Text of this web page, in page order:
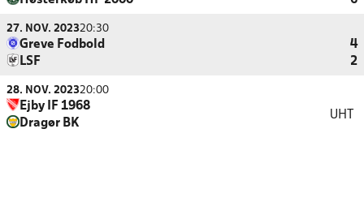
27. NOV. 202320:30
Greve Fodbold
4
LSF
2
28. NOV. 202320:00
Ejby IF 1968
Dragør BK
UHT